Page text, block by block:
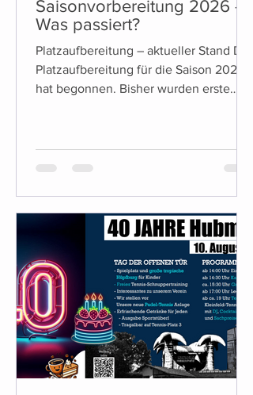
Saisonvorbereitung 2026 -
Was passiert?
Platzaufbereitung – aktueller Stand Die
Platzaufbereitung für die Saison 2026
hat begonnen. Bisher wurden erste
diese Saison stehen einige konkrete
Änderungen an: Es kommt ein neuer
Getränkeautomat. Alkoholische
Getränke sind dabei mit Kinder- und
Jugendsicherung ausgestatte